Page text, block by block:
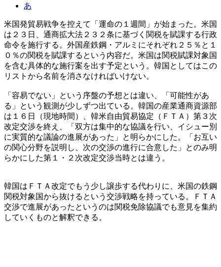
あ
米国発貿易戦争を控えて「運命の１週間」が始まった。米国
は２３日、通商拡大法２３２条に基づく関税を賦課する行政
命令を施行する。外国産鉄鋼・アルミにそれぞれ２５％と１
０％の関税を賦課するという内容だ。米国は関税賦課対象国
を含む具体的な施行案を出す予定という。韓国としてはこの
リストから名前を消さなければいけない。
「容易でない」という序盤の予想とは違い、「可能性があ
る」という観測が少しずつ出ている。韓国の産業通商資源部
は１６日（現地時間）、韓米自由貿易協定（ＦＴＡ）第３次
改定交渉を終え、「双方は集中的な協議を行い、イシュー別
に実質的な議論の進展があった」と明らかにした。「お互い
の関心分野を説明し、次の交渉の進行に合意した」とのみ明
らかにした第１・２次改定交渉当時とは違う。
韓国はＦＴＡ改定でもう少し譲歩する代わりに、米国の鉄鋼
関税対象国から抜けるという交渉戦略を持っている。ＦＴＡ
交渉で進展があったというのは関税免除協議でも意見を集約
していくものと解釈できる。